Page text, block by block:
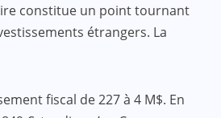
constitue un point tournant
étrangers. La
fiscal de 227 à 4 M$. En